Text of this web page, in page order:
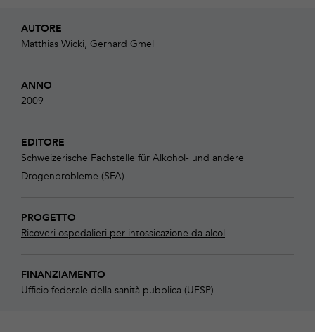
AUTORE
Matthias Wicki, Gerhard Gmel
ANNO
2009
EDITORE
Schweizerische Fachstelle für Alkohol- und andere
Drogenprobleme (SFA)
PROGETTO
Ricoveri ospedalieri per intossicazione da alcol
FINANZIAMENTO
Ufficio federale della sanità pubblica (UFSP)